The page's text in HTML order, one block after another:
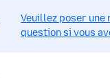
Veuillez poser une
question si vous